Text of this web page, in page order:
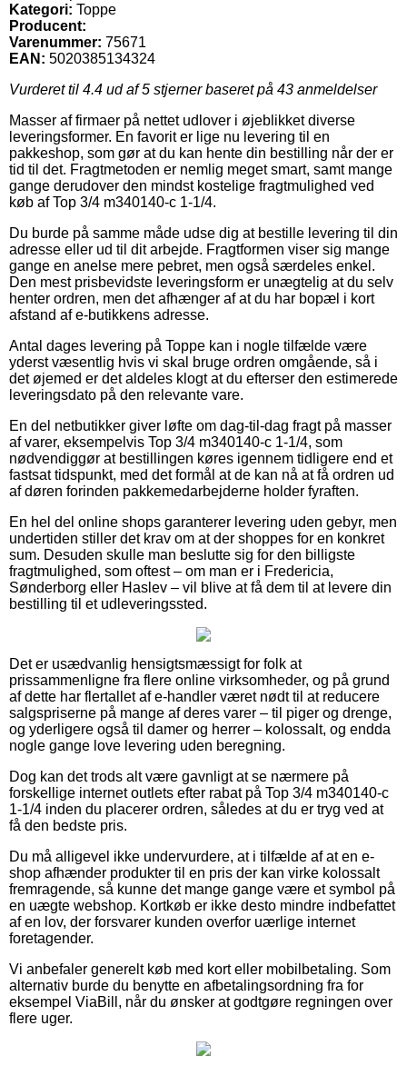
Kategori: Toppe
Producent:
Varenummer: 75671
EAN: 5020385134324
Vurderet til 4.4 ud af 5 stjerner baseret på 43 anmeldelser
Masser af firmaer på nettet udlover i øjeblikket diverse
leveringsformer. En favorit er lige nu levering til en
pakkeshop, som gør at du kan hente din bestilling når der er
tid til det. Fragtmetoden er nemlig meget smart, samt mange
gange derudover den mindst kostelige fragtmulighed ved
køb af Top 3/4 m340140-c 1-1/4.
Du burde på samme måde udse dig at bestille levering til din
adresse eller ud til dit arbejde. Fragtformen viser sig mange
gange en anelse mere pebret, men også særdeles enkel.
Den mest prisbevidste leveringsform er unægtelig at du selv
henter ordren, men det afhænger af at du har bopæl i kort
afstand af e-butikkens adresse.
Antal dages levering på Toppe kan i nogle tilfælde være
yderst væsentlig hvis vi skal bruge ordren omgående, så i
det øjemed er det aldeles klogt at du efterser den estimerede
leveringsdato på den relevante vare.
En del netbutikker giver løfte om dag-til-dag fragt på masser
af varer, eksempelvis Top 3/4 m340140-c 1-1/4, som
nødvendiggør at bestillingen køres igennem tidligere end et
fastsat tidspunkt, med det formål at de kan nå at få ordren ud
af døren forinden pakkemedarbejderne holder fyraften.
En hel del online shops garanterer levering uden gebyr, men
undertiden stiller det krav om at der shoppes for en konkret
sum. Desuden skulle man beslutte sig for den billigste
fragtmulighed, som oftest – om man er i Fredericia,
Sønderborg eller Haslev – vil blive at få dem til at levere din
bestilling til et udleveringssted.
Det er usædvanlig hensigtsmæssigt for folk at
prissammenligne fra flere online virksomheder, og på grund
af dette har flertallet af e-handler været nødt til at reducere
salgspriserne på mange af deres varer – til piger og drenge,
og yderligere også til damer og herrer – kolossalt, og endda
nogle gange love levering uden beregning.
Dog kan det trods alt være gavnligt at se nærmere på
forskellige internet outlets efter rabat på Top 3/4 m340140-c
1-1/4 inden du placerer ordren, således at du er tryg ved at
få den bedste pris.
Du må alligevel ikke undervurdere, at i tilfælde af at en e-
shop afhænder produkter til en pris der kan virke kolossalt
fremragende, så kunne det mange gange være et symbol på
en uægte webshop. Kortkøb er ikke desto mindre indbefattet
af en lov, der forsvarer kunden overfor uærlige internet
foretagender.
Vi anbefaler generelt køb med kort eller mobilbetaling. Som
alternativ burde du benytte en afbetalingsordning fra for
eksempel ViaBill, når du ønsker at godtgøre regningen over
flere uger.